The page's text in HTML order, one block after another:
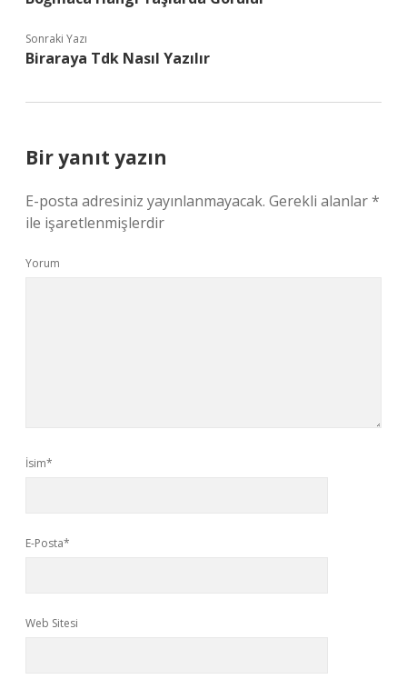
Sonraki Yazı
Biraraya Tdk Nasıl Yazılır
Bir yanıt yazın
E-posta adresiniz yayınlanmayacak. Gerekli alanlar*
ile işaretlenmişlerdir
Yorum
İsim*
E-Posta*
Web Sitesi